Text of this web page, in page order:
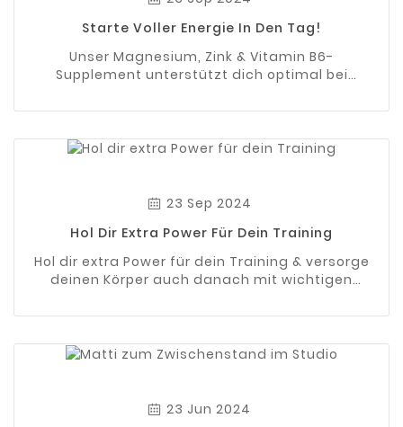
Starte Voller Energie In Den Tag!
Unser Magnesium, Zink & Vitamin B6-
Supplement unterstützt dich optimal bei
23 Sep 2024
Hol Dir Extra Power Für Dein Training
Hol dir extra Power für dein Training & versorge
deinen Körper auch danach mit wichtigen
23 Jun 2024